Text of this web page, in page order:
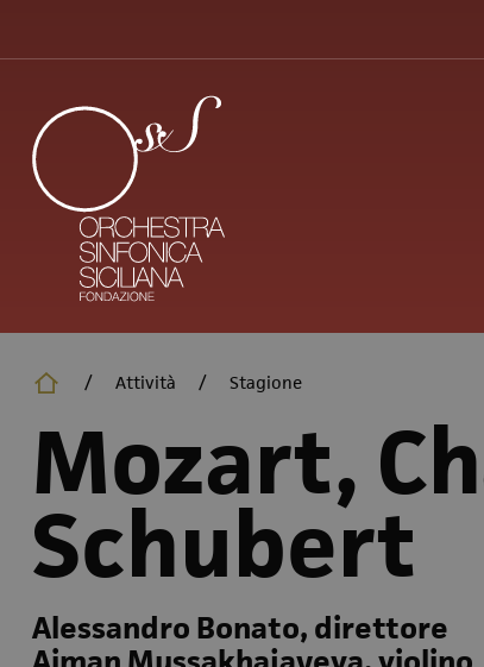
principale
/ Attività / Stagione
Mozart,
Schubert
Alessandro Bonato, direttore